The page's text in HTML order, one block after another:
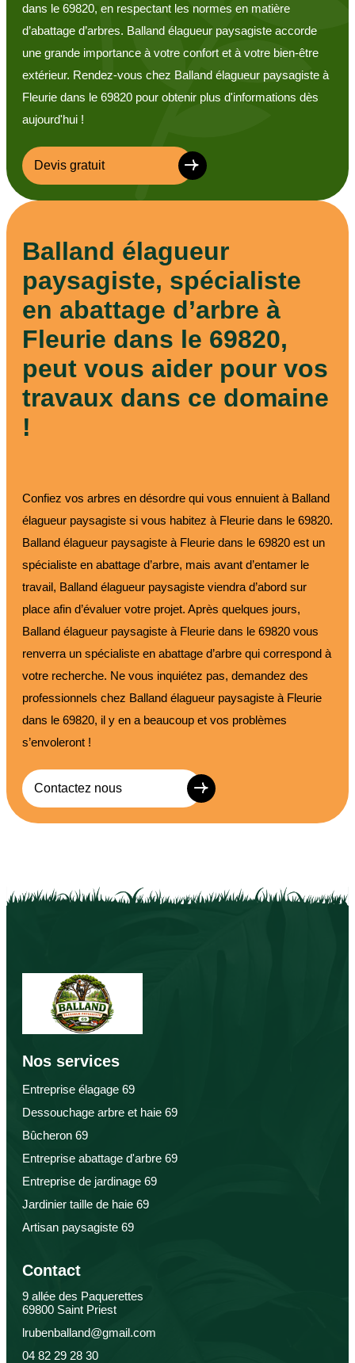
dans le 69820, en respectant les normes en matière
d’abattage d’arbres. Balland élagueur paysagiste accorde
une grande importance à votre confort et à votre bien-être
extérieur. Rendez-vous chez Balland élagueur paysagiste à
Fleurie dans le 69820 pour obtenir plus d'informations dès
aujourd'hui !
Devis gratuit
Balland élagueur
paysagiste, spécialiste
en abattage d’arbre à
Fleurie dans le 69820,
peut vous aider pour vos
travaux dans ce domaine
!
Confiez vos arbres en désordre qui vous ennuient à Balland
élagueur paysagiste si vous habitez à Fleurie dans le 69820.
Balland élagueur paysagiste à Fleurie dans le 69820 est un
spécialiste en abattage d’arbre, mais avant d’entamer le
travail, Balland élagueur paysagiste viendra d’abord sur
place afin d’évaluer votre projet. Après quelques jours,
Balland élagueur paysagiste à Fleurie dans le 69820 vous
renverra un spécialiste en abattage d’arbre qui correspond à
votre recherche. Ne vous inquiétez pas, demandez des
professionnels chez Balland élagueur paysagiste à Fleurie
dans le 69820, il y en a beaucoup et vos problèmes
s’envoleront !
Contactez nous
Nos services
Entreprise élagage 69
Dessouchage arbre et haie 69
Bûcheron 69
Entreprise abattage d'arbre 69
Entreprise de jardinage 69
Jardinier taille de haie 69
Artisan paysagiste 69
Contact
9 allée des Paquerettes
69800 Saint Priest
lrubenballand@gmail.com
04 82 29 28 30